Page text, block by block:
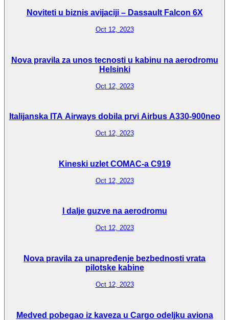
Noviteti u biznis avijaciji – Dassault Falcon 6X
Oct 12, 2023
Nova pravila za unos tecnosti u kabinu na aerodromu
Helsinki
Oct 12, 2023
Italijanska ITA Airways dobila prvi Airbus A330-900neo
Oct 12, 2023
Kineski uzlet COMAC-a C919
Oct 12, 2023
I dalje guzve na aerodromu
Oct 12, 2023
Nova pravila za unapređenje bezbednosti vrata
pilotske kabine
Oct 12, 2023
Medved pobegao iz kaveza u Cargo odeljku aviona